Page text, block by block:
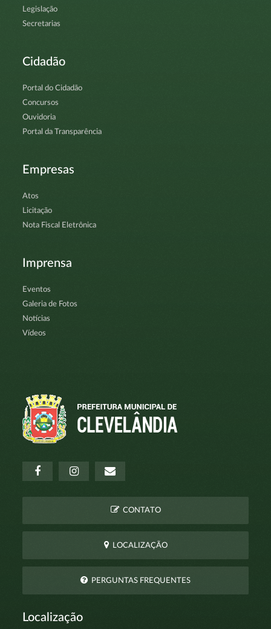
Legislação
Secretarias
Cidadão
Portal do Cidadão
Concursos
Ouvidoria
Portal da Transparência
Empresas
Atos
Licitação
Nota Fiscal Eletrônica
Imprensa
Eventos
Galeria de Fotos
Notícias
Vídeos
CONTATO
LOCALIZAÇÃO
PERGUNTAS FREQUENTES
Localização